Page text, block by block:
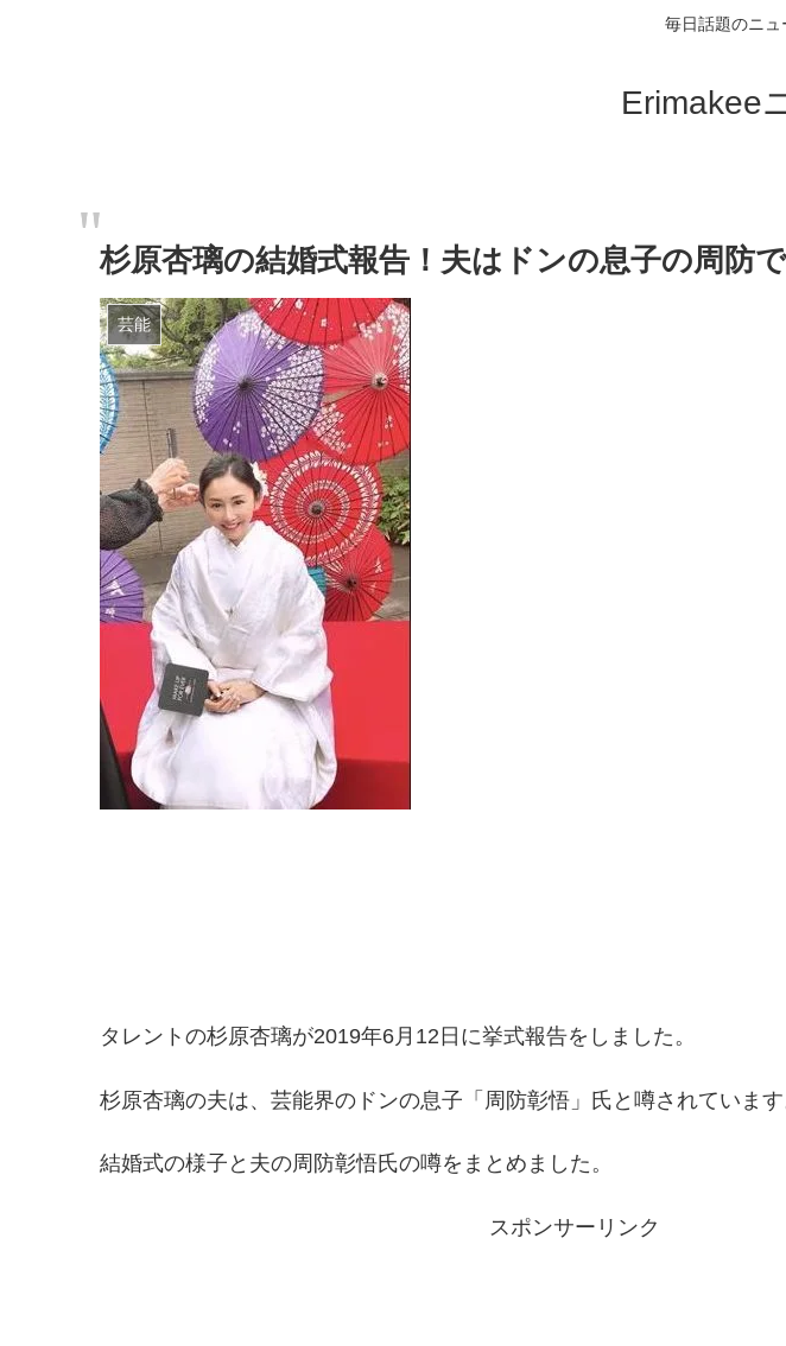
毎日話題のニ
Erimakee
杉原杏璃の結婚式報告！夫はドンの息子の周防
芸能
タレントの杉原杏璃が2019年6月12日に挙式報告をしました。
杉原杏璃の夫は、芸能界のドンの息子「周防彰悟」氏と噂されています
結婚式の様子と夫の周防彰悟氏の噂をまとめました。
スポンサーリンク